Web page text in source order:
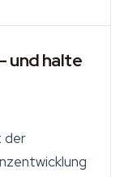
und halte
der